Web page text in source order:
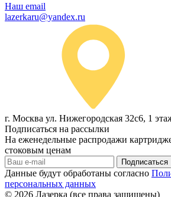
Наш email
lazerkaru@yandex.ru
г. Москва ул. Нижегородская 32с6, 1
Подписаться на рассылки
На еженедельные распродажи
стоковым ценам
Подписаться
Данные будут обработаны согласно
персональных данных
© 2026 Лазерка (все права защищены)